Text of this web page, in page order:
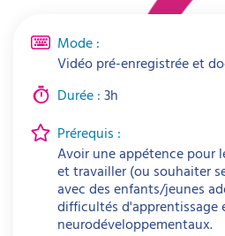
Mode :
Vidéo pré-enregistrée et
Durée : 3h
Prérequis :
Avoir une appétence pour
et travailler (ou souhaiter
avec des enfants/jeunes
difficultés d'apprentissage
neurodéveloppementaux.